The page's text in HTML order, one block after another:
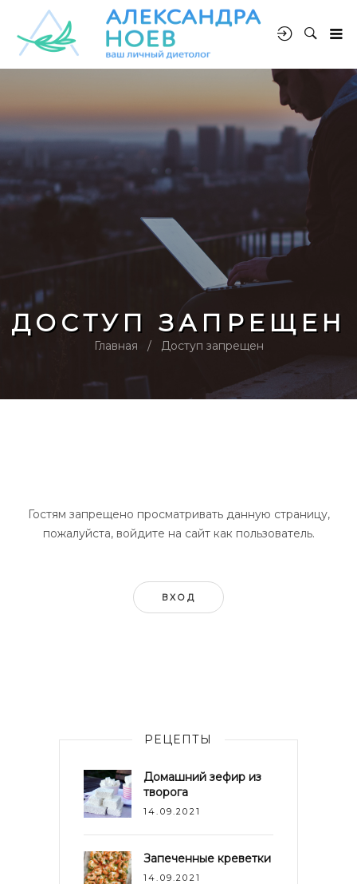
ДОСТУП ЗАПРЕЩЕН
Главная Доступ запрещен
Гостям запрещено просматривать данную страницу,
пожалуйста, войдите на сайт как пользователь.
ВХОД
РЕЦЕПТЫ
Домашний зефир из
творога
14.09.2021
Запеченные креветки
14.09.2021